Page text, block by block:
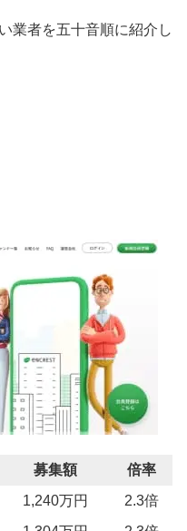
業者を五十音順に紹介し
募集額
倍率
1,240万円
2.3倍